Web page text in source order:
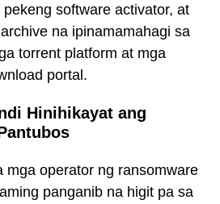
software activator, at
na ipinamamahagi sa
torrent platform at mga
portal.
Hinihikayat ang
mga operator ng ransomware
panganib na higit pa sa